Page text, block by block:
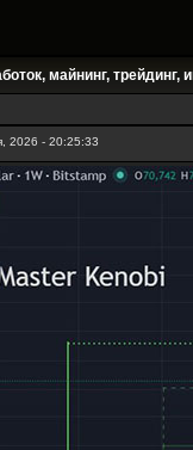
майнинг, трейдинг,
2026 - 20:25:33